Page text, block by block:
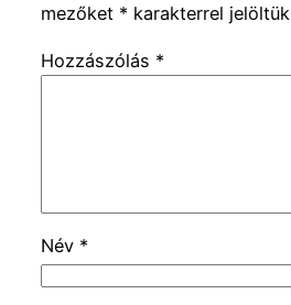
mezőket * karakterrel jelöltük
Hozzászólás *
Név *